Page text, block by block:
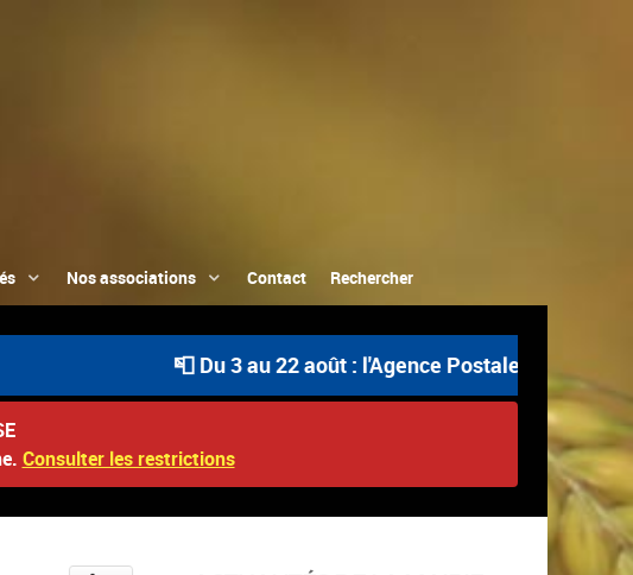
Nos associations Contact Rechercher
📮 Du 3 au 22 août : l'Agence Postale Communale
Consulter les restrictions